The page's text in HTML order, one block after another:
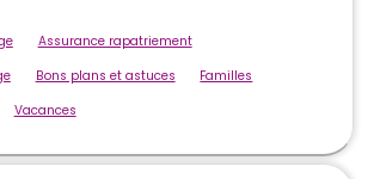
Assurance rapatriement
Bons plans et astuces
Familles
Vacances